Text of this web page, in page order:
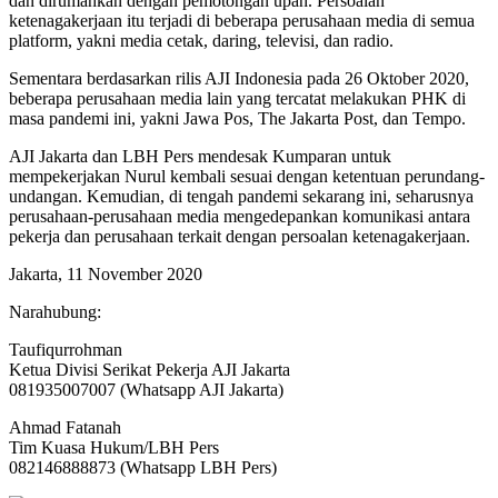
ketenagakerjaan itu terjadi di beberapa perusahaan media di semua
platform, yakni media cetak, daring, televisi, dan radio.
Sementara berdasarkan rilis AJI Indonesia pada 26 Oktober 2020,
beberapa perusahaan media lain yang tercatat melakukan PHK di
masa pandemi ini, yakni Jawa Pos, The Jakarta Post, dan Tempo.
AJI Jakarta dan LBH Pers mendesak Kumparan untuk
mempekerjakan Nurul kembali sesuai dengan ketentuan perundang-
undangan. Kemudian, di tengah pandemi sekarang ini, seharusnya
perusahaan-perusahaan media mengedepankan komunikasi antara
pekerja dan perusahaan terkait dengan persoalan ketenagakerjaan.
Jakarta, 11 November 2020
Narahubung:
Taufiqurrohman
Ketua Divisi Serikat Pekerja AJI Jakarta
‬081935007007 (Whatsapp AJI Jakarta)
Ahmad Fatanah
Tim Kuasa Hukum/LBH Pers
082146888873 (Whatsapp LBH Pers)